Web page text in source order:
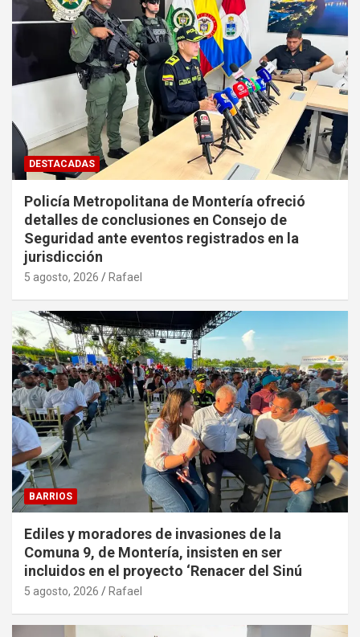
DESTACADAS
Policía Metropolitana de Montería ofreció
detalles de conclusiones en Consejo de
Seguridad ante eventos registrados en la
jurisdicción
5 agosto, 2026 Rafael
BARRIOS
Ediles y moradores de invasiones de la
Comuna 9, de Montería, insisten en ser
incluidos en el proyecto ‘Renacer del Sinú
5 agosto, 2026 Rafael